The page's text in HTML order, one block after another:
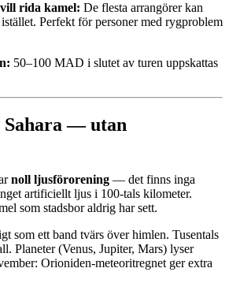
rida kamel: De flesta arrangörer kan
Perfekt för personer med rygproblem
50–100 MAD i slutet av turen uppskattas
— utan
noll ljusförorening — det finns inga
artificiellt ljus i 100-tals kilometer.
som stadsbor aldrig har sett.
som ett band tvärs över himlen. Tusentals
Planeter (Venus, Jupiter, Mars) lyser
Orioniden-meteoritregnet ger extra